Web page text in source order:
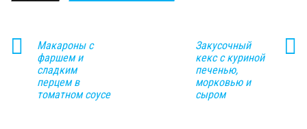
Макароны с
фаршем и
сладким
перцем в
томатном соусе
Закусочный
кекс с куриной
печенью,
морковью и
сыром